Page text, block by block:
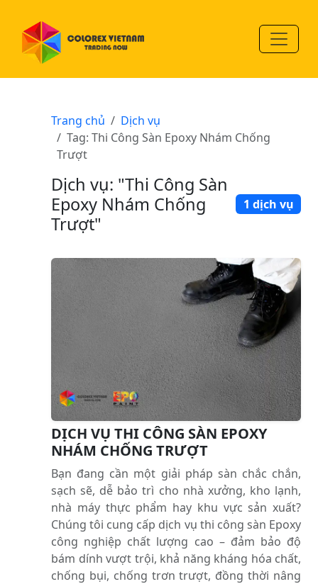
Trang chủ
Dịch vụ
Tag: Thi Công Sàn Epoxy Nhám Chống
Trượt
Dịch vụ: "Thi Công Sàn
Epoxy Nhám Chống
Trượt"
1 dịch vụ
DỊCH VỤ THI CÔNG SÀN EPOXY
NHÁM CHỐNG TRƯỢT
Bạn đang cần một giải pháp sàn chắc chắn,
sạch sẽ, dễ bảo trì cho nhà xưởng, kho lạnh,
nhà máy thực phẩm hay khu vực sản xuất?
Chúng tôi cung cấp dịch vụ thi công sàn Epoxy
công nghiệp chất lượng cao – đảm bảo độ
bám dính vượt trội, khả năng kháng hóa chất,
chống bụi, chống trơn trượt, đồng thời nâng